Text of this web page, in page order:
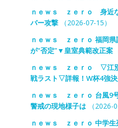
ｎｅｗｓ ｚｅｒｏ 身近
バー攻撃（2026-07-15）
ｎｅｗｓ ｚｅｒｏ 福岡県
が“否定”▼皇室典範改正案
ｎｅｗｓ ｚｅｒｏ ▽江
戦ラスト▽詳報！W杯4強
ｎｅｗｓ ｚｅｒｏ 台風9
警戒の現地様子は（2026-
ｎｅｗｓ ｚｅｒｏ 中学生